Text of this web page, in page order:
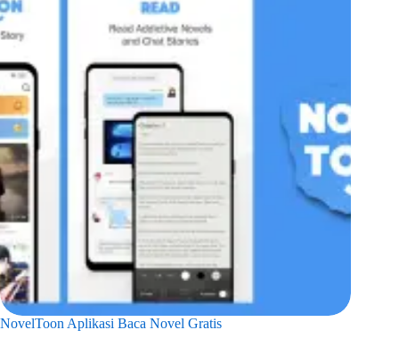
NovelToon Aplikasi Baca Novel Gratis